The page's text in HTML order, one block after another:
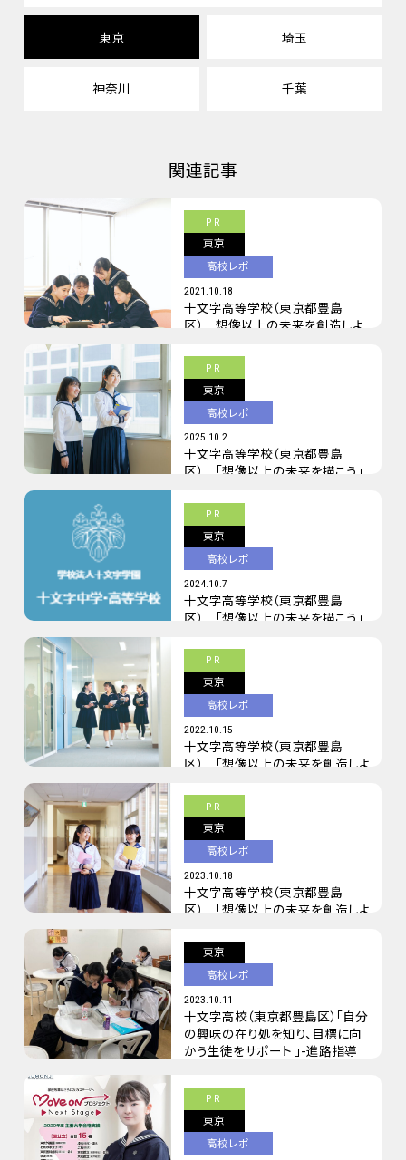
東京 埼玉
神奈川 千葉
関連記事
PR
東京
高校レポ
2021.10.18
十文字高等学校（東京都豊島
区） 想像以上の未来を創造しよ
PR
東京
高校レポ
2025.10.2
十文字高等学校（東京都豊島
区） 「想像以上の未来を描こう」
PR
東京
高校レポ
2024.10.7
十文字高等学校（東京都豊島
区） 「想像以上の未来を描こう」
PR
東京
高校レポ
2022.10.15
十文字高等学校（東京都豊島
区） 「想像以上の未来を創造しよ
PR
東京
高校レポ
2023.10.18
十文字高等学校（東京都豊島
区） 「想像以上の未来を創造しよ
東京
高校レポ
2023.10.11
十文字高校（東京都豊島区）「自分
の興味の在り処を知り、目標に向
かう生徒をサポート 」-進路指導
PR
東京
高校レポ